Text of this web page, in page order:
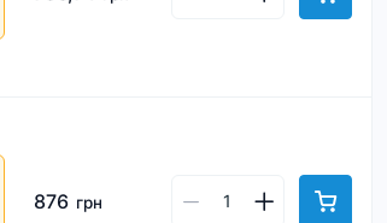
876 грн